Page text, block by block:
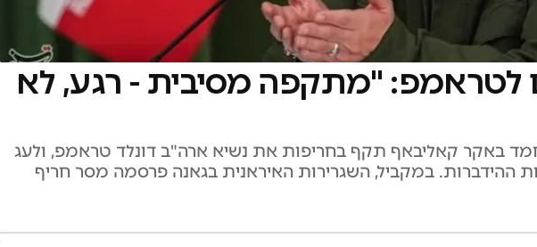
לטראמפ: "מתקפה מסיבית - רגע, לא
באקר קאליבאף תקף בחריפות את נשיא ארה"ב דונלד טראמפ, ולעג
ההידברות. במקביל, השגרירות האיראנית בגאנה פרסמה מסר חריף